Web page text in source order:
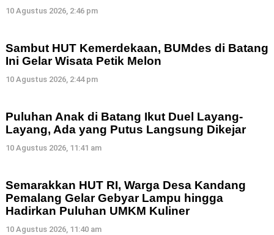
10 Agustus 2026, 2:46 pm
Sambut HUT Kemerdekaan, BUMdes di Batang
Ini Gelar Wisata Petik Melon
10 Agustus 2026, 2:44 pm
Puluhan Anak di Batang Ikut Duel Layang-
Layang, Ada yang Putus Langsung Dikejar
10 Agustus 2026, 11:41 am
Semarakkan HUT RI, Warga Desa Kandang
Pemalang Gelar Gebyar Lampu hingga
Hadirkan Puluhan UMKM Kuliner
10 Agustus 2026, 11:40 am